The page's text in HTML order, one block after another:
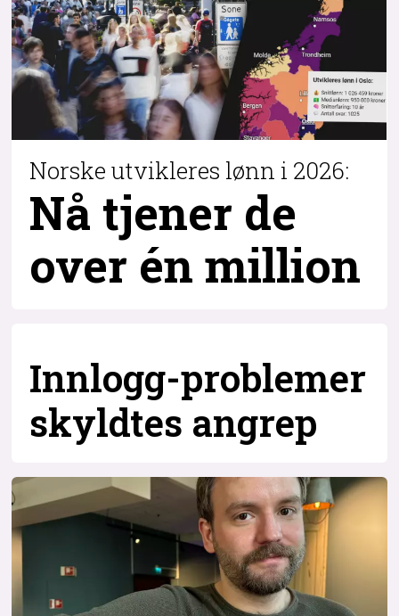
Norske utvikleres lønn i 2026:
Nå tjener de
over én million
Innlogg-problemer
skyldtes angrep